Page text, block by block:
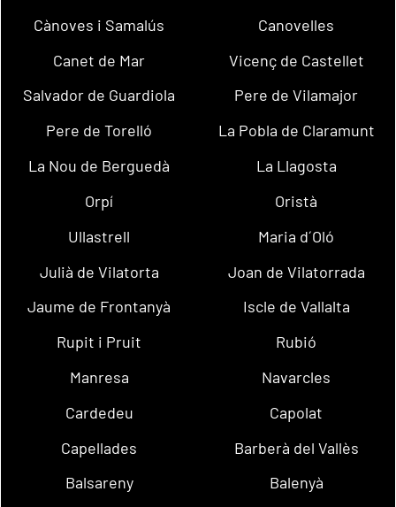
Cànoves i Samalús
Canovelles
Canet de Mar
Vicenç de Castellet
Salvador de Guardiola
Pere de Vilamajor
Pere de Torelló
La Pobla de Claramunt
La Nou de Berguedà
La Llagosta
Orpí
Oristà
Ullastrell
Maria d´Oló
Julià de Vilatorta
Joan de Vilatorrada
Jaume de Frontanyà
Iscle de Vallalta
Rupit i Pruit
Rubió
Manresa
Navarcles
Cardedeu
Capolat
Capellades
Barberà del Vallès
Balsareny
Balenyà